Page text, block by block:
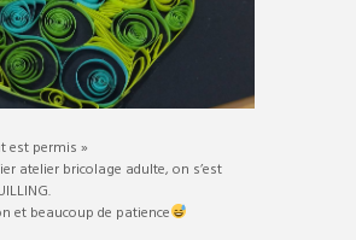
est permis »
atelier bricolage adulte, on s’est
et beaucoup de patience